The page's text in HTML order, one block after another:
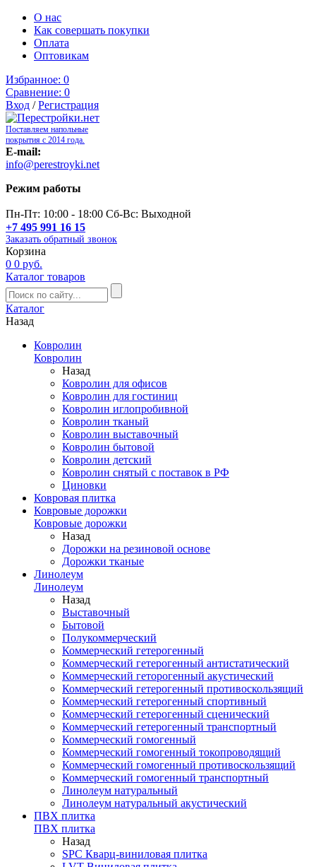
О нас
Как совершать покупки
Оплата
Оптовикам
Избранное: 0
Сравнение: 0
Вход /Регистрация
Поставляем напольные
покрытия с 2014 года.
E-mail:
info@perestroyki.net
Режим работы
Пн-Пт: 10:00 - 18:00 Сб-Вс: Выходной
+7 495 991 16 15
Заказать обратный звонок
Корзина
0 0 руб.
Каталог товаров
Каталог
Назад
Ковролин
Ковролин
Назад
Ковролин для офисов
Ковролин для гостиниц
Ковролин иглопробивной
Ковролин тканый
Ковролин выставочный
Ковролин бытовой
Ковролин детский
Ковролин снятый с поставок в РФ
Циновки
Ковровая плитка
Ковровые дорожки
Ковровые дорожки
Назад
Дорожки на резиновой основе
Дорожки тканые
Линолеум
Линолеум
Назад
Выставочный
Бытовой
Полукоммерческий
Коммерческий гетерогенный
Коммерческий гетерогенный антистатический
Коммерческий геторогенный акустический
Коммерческий гетерогенный противоскользящий
Коммерческий гетерогенный спортивный
Коммерческий гетерогенный сценический
Коммерческий гетерогенный транспортный
Коммерческий гомогенный
Коммерческий гомогенный токопроводящий
Коммерческий гомогенный противоскользящий
Коммерческий гомогенный транспортный
Линолеум натуральный
Линолеум натуральный акустический
ПВХ плитка
ПВХ плитка
Назад
SPC Кварц-виниловая плитка